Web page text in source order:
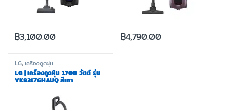
฿3,100.00 ฿4,790.00
LG,เครื่องดูดฝุ่น
LG | เครื่องดูดฝุ่น 1700 วัตต์ รุ่น
VK8317GHAUQ สีเทา